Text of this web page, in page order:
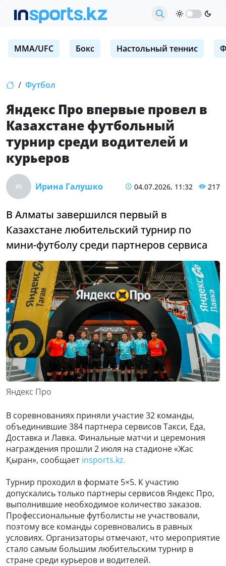
MMA/UFC Бокс Настольный теннис
Футбол
Яндекс Про впервые провел в
Казахстане футбольный
турнир среди водителей и
курьеров
Ирина Галушко 04.07.2026, 11:32 217
В Алматы завершился первый в
Казахстане любительский турнир по
мини-футболу среди партнеров сервиса
Яндекс Про
В соревнованиях приняли участие 32 команды,
объединившие 384 партнера сервисов Такси, Еда,
Доставка и Лавка. Финальные матчи и церемония
награждения прошли 2 июля на стадионе «Жас
Қыран», сообщает insports.kz.
Турнир проходил в формате 5×5. К участию
допускались только партнеры сервисов Яндекс Про,
выполнившие необходимое количество заказов.
Профессиональные футболисты не участвовали,
поэтому все команды соревновались в равных
условиях. Организаторы отмечают, что мероприятие
стало самым большим любительским турнир в
стране среди курьеров и водителей.